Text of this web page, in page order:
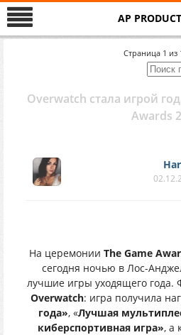
AP
Страница 1 из
Overwatch стала игрой
Awards
На церемонии The Game
сегодня ночью в Лос-
лучшие игры уходящего года.
Overwatch: игра получила
года», «Лучшая
киберспортивная игра», а